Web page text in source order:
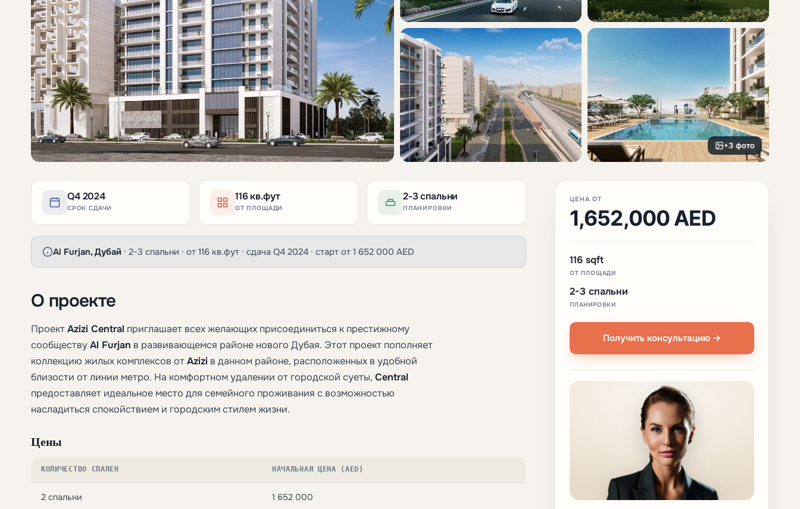
+3 фото
Q4 2024
СРОК СДАЧИ
116 кв.фут
ОТ ПЛОЩАДИ
2-3 спальни
ПЛАНИРОВКИ
Al Furjan, Дубай · 2-3 спальни · от 116 кв.фут · сдача Q4 2024 · старт от 1 652 000 AED
О проекте
ПроектAzizi Central приглашает всех желающих присоединиться к престижному
сообществуAl Furjan в развивающемся районе нового Дубая. Этот проект пополняет
коллекцию жилых комплексов отAzizi в данном районе, расположенных в удобной
близости от линии метро. На комфортном удалении от городской суеты, Central
предоставляет идеальное место для семейного проживания с возможностью
насладиться спокойствием и городским стилем жизни.
Цены
КОЛИЧЕСТВО СПАЛЕН НАЧАЛЬНАЯ ЦЕНА (AED)
2 спальни 1 652 000
ЦЕНА ОТ
1,652,000 AED
116 sqft
ОТ ПЛОЩАДИ
2-3 спальни
ПЛАНИРОВКИ
Получить консультацию →